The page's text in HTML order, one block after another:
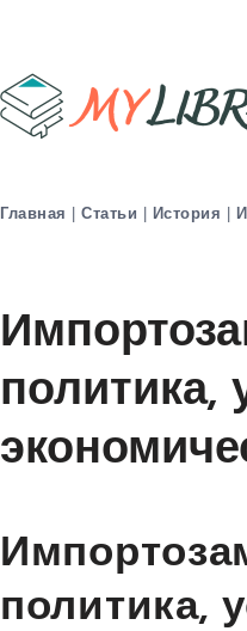
Главная | Статьи | История |
политика,
политика,